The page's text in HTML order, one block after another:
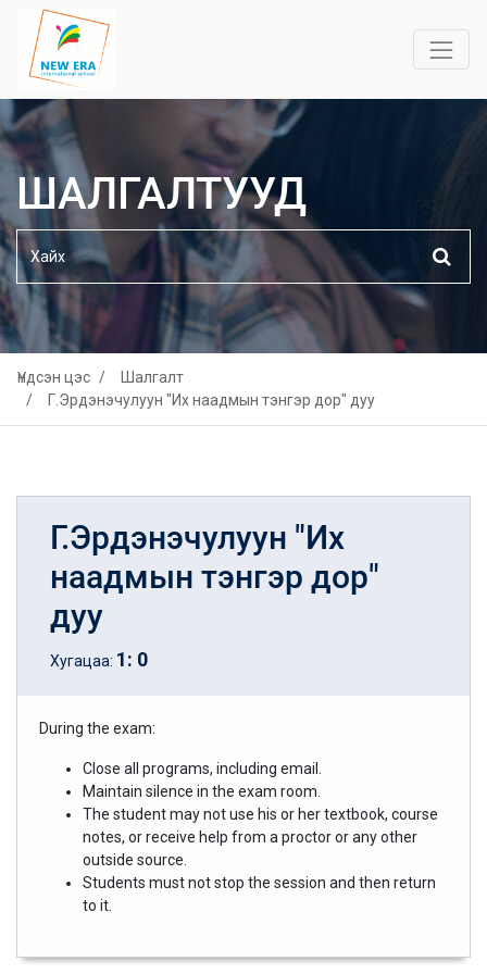
ШАЛГАЛТУУД
Үндсэн цэс
Шалгалт
Г.Эрдэнэчулуун "Их наадмын тэнгэр дор" дуу
Г.Эрдэнэчулуун "Их
наадмын тэнгэр дор"
дуу
Хугацаа: 1: 0
During the exam:
Close all programs, including email.
Maintain silence in the exam room.
The student may not use his or her textbook, course
notes, or receive help from a proctor or any other
outside source.
Students must not stop the session and then return
to it.